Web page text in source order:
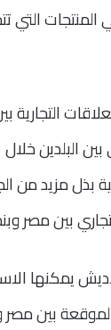
التي
بذل مزيد من
بين مصر
يمكنها
الموقعة بين